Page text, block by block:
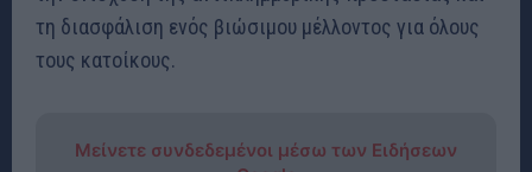
τη διασφάλιση ενός βιώσιμου μέλλοντος για όλους
τους κατοίκους.
Μείνετε συνδεδεμένοι μέσω των Ειδήσεων